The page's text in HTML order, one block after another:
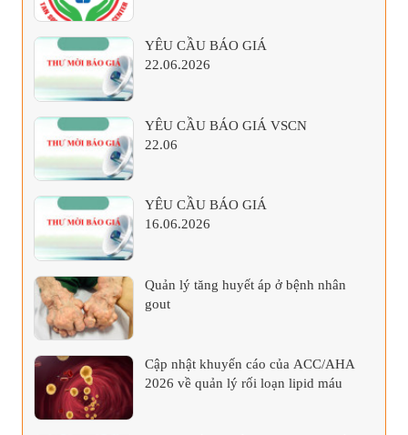
YÊU CẦU BÁO GIÁ
22.06.2026
YÊU CẦU BÁO GIÁ VSCN
22.06
YÊU CẦU BÁO GIÁ
16.06.2026
Quản lý tăng huyết áp ở bệnh nhân
gout
Cập nhật khuyến cáo của ACC/AHA
2026 về quản lý rối loạn lipid máu